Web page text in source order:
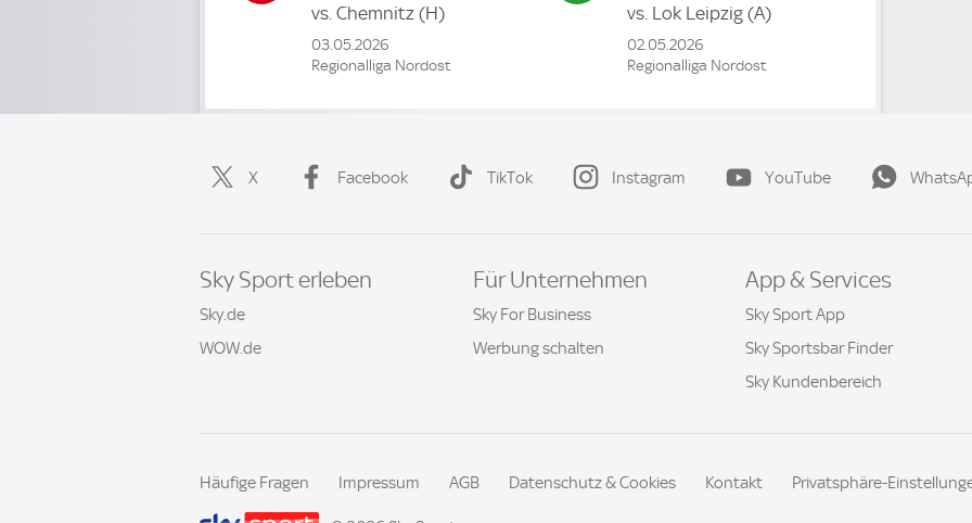
vs. Chemnitz (H)
03.05.2026
Regionalliga Nordost
vs. Lok Leipzig (A)
02.05.2026
Regionalliga Nordost
X Facebook TikTok Instagram YouTube
Sky Sport erleben
Sky.de
WOW.de
Für Unternehmen
Sky For Business
Werbung schalten
App & Services
Sky Sport App
Sky Sportsbar Finder
Sky Kundenbereich
Häufige Fragen Impressum AGB Datenschutz & Cookies Kontakt Privatsphäre-